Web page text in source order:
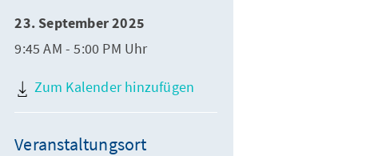
23. September 2025
9:45 AM - 5:00 PM Uhr
Zum Kalender hinzufügen
Veranstaltungsort